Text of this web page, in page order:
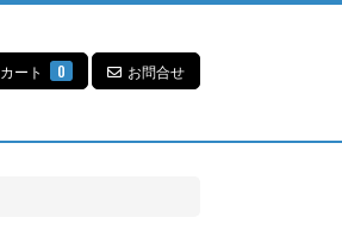
カート 0 お問合せ